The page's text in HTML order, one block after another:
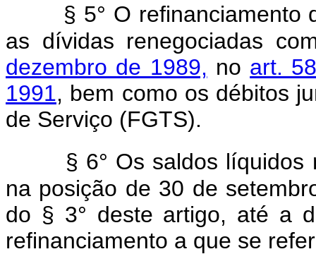
§ 5° O refinanciamento
as dívidas renegociadas
dezembro de 1989, no art.
1991, bem como os débitos
de Serviço (FGTS).
§ 6° Os saldos
na posição de 30 de
do § 3° deste artigo, até a
refinanciamento a que se